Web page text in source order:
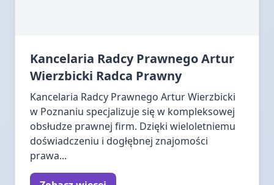
Kancelaria Radcy Prawnego Artur
Wierzbicki Radca Prawny
Kancelaria Radcy Prawnego Artur Wierzbicki
w Poznaniu specjalizuje się w kompleksowej
obsłudze prawnej firm. Dzięki wieloletniemu
doświadczeniu i dogłębnej znajomości
prawa...